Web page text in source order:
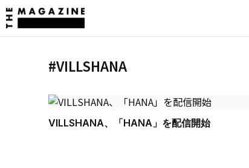
#VILLSHANA
VILLSHANA、「HANA」を配信開始